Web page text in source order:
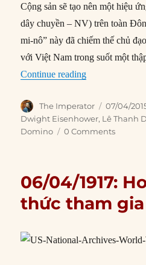
Cộng sản sẽ tạo nên một hiệu
dây chuyền – NV) trên toàn
mi-nô” này đã chiếm thế chủ
với Việt Nam trong suốt một
Continue reading“07/04/1954:
Author
The Imperator
Posted
on
07/04/
Dwight Eisenhower, Lê Thanh
Domino
0 Comments
06/04/1917:
thức tham